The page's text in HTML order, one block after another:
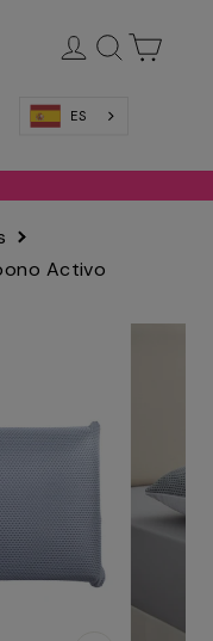
Ingresar
Buscar
ES
Activo